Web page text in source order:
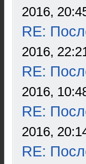
2016,
RE:
2016,
RE:
2016,
RE:
2016,
RE: